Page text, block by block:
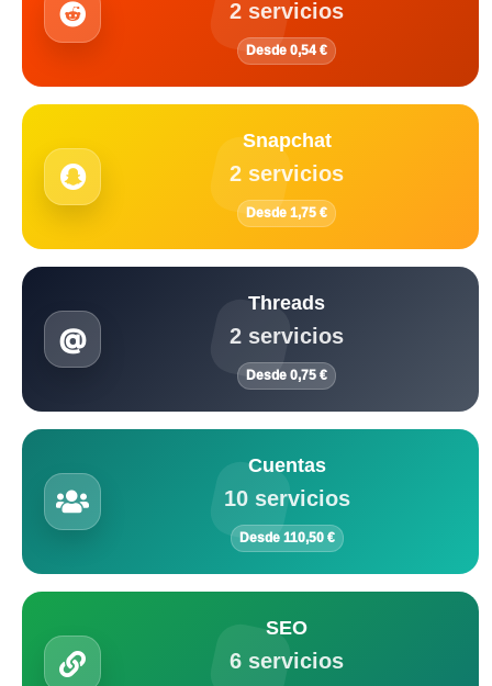
2 servicios
Desde 0,54 €
Snapchat
2 servicios
Desde 1,75 €
Threads
2 servicios
Desde 0,75 €
Cuentas
10 servicios
Desde 110,50 €
SEO
6 servicios